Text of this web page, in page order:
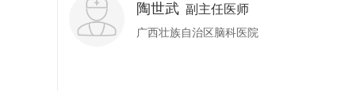
陶世武 副主任医师
广西壮族自治区脑科医院